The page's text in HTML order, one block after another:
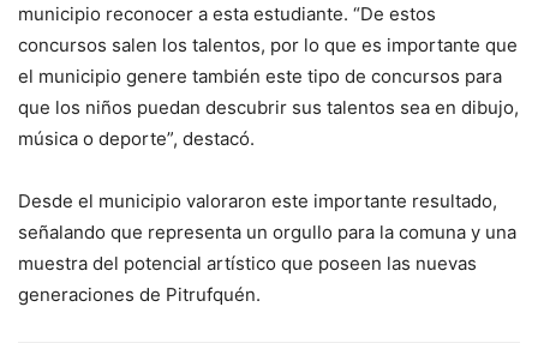
municipio reconocer a esta estudiante. “De estos
concursos salen los talentos, por lo que es importante que
el municipio genere también este tipo de concursos para
que los niños puedan descubrir sus talentos sea en dibujo,
música o deporte”, destacó.
Desde el municipio valoraron este importante resultado,
señalando que representa un orgullo para la comuna y una
muestra del potencial artístico que poseen las nuevas
generaciones de Pitrufquén.